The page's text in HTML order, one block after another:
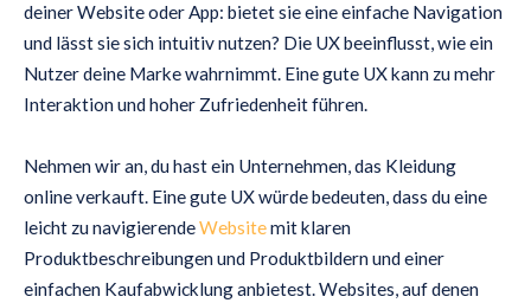
deiner Website oder App: bietet sie eine einfache Navigation
und lässt sie sich intuitiv nutzen? Die UX beeinflusst, wie ein
Nutzer deine Marke wahrnimmt. Eine gute UX kann zu mehr
Interaktion und hoher Zufriedenheit führen.
Nehmen wir an, du hast ein Unternehmen, das Kleidung
online verkauft. Eine gute UX würde bedeuten, dass du eine
leicht zu navigierendeWebsitemit klaren
Produktbeschreibungen und Produktbildern und einer
einfachen Kaufabwicklung anbietest. Websites, auf denen